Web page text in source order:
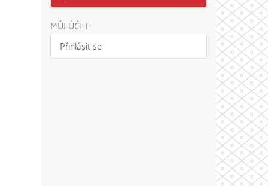
MŮJ ÚČET
Přihlásit se